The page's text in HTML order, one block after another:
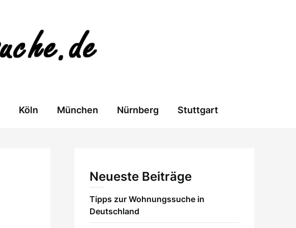
Köln München Nürnberg Stuttgart
Neueste Beiträge
Tipps zur Wohnungssuche in
Deutschland